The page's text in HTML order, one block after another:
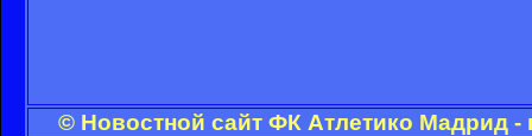
© Новостной сайт ФК Атлетико Мадрид